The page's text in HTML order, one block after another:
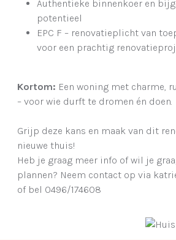
Authentieke binnenkoer en
potentieel
EPC F – renovatieplicht van
voor een prachtig
Kortom: Een woning met charme,
– voor wie durft te dromen én doen.
Grijp deze kans en maak van dit
nieuwe thuis!
Heb je graag meer info of wil je
plannen? Neem contact op via
of bel 0496/174608